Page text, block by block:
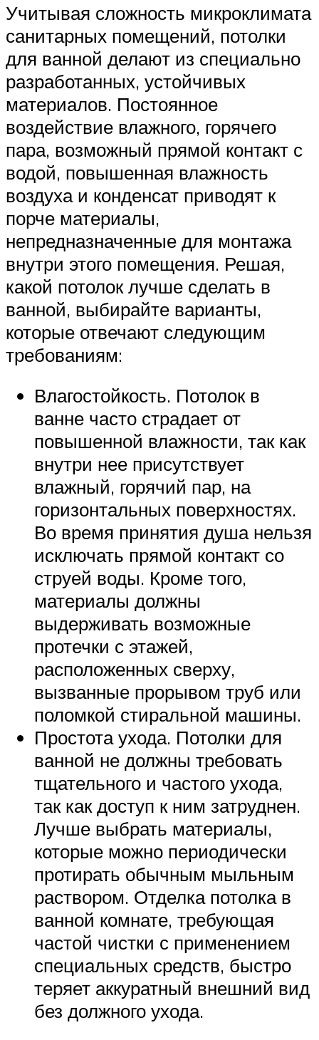
Учитывая сложность микроклимата
санитарных помещений, потолки
для ванной делают из специально
разработанных, устойчивых
материалов. Постоянное
воздействие влажного, горячего
пара, возможный прямой контакт с
водой, повышенная влажность
воздуха и конденсат приводят к
порче материалы,
непредназначенные для монтажа
внутри этого помещения. Решая,
какой потолок лучше сделать в
ванной, выбирайте варианты,
которые отвечают следующим
требованиям:
Влагостойкость. Потолок в
ванне часто страдает от
повышенной влажности, так как
внутри нее присутствует
влажный, горячий пар, на
горизонтальных поверхностях.
Во время принятия душа нельзя
исключать прямой контакт со
струей воды. Кроме того,
материалы должны
выдерживать возможные
протечки с этажей,
расположенных сверху,
вызванные прорывом труб или
поломкой стиральной машины.
Простота ухода. Потолки для
ванной не должны требовать
тщательного и частого ухода,
так как доступ к ним затруднен.
Лучше выбрать материалы,
которые можно периодически
протирать обычным мыльным
раствором. Отделка потолка в
ванной комнате, требующая
частой чистки с применением
специальных средств, быстро
теряет аккуратный внешний вид
без должного ухода.